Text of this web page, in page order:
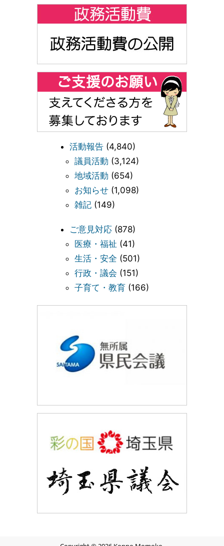
活動報告 (4,840)
議員活動 (3,124)
地域活動 (654)
お知らせ (1,098)
雑記 (149)
ご意見対応 (878)
医療・福祉 (41)
生活・安全 (501)
行政・議会 (151)
子育て・教育 (166)